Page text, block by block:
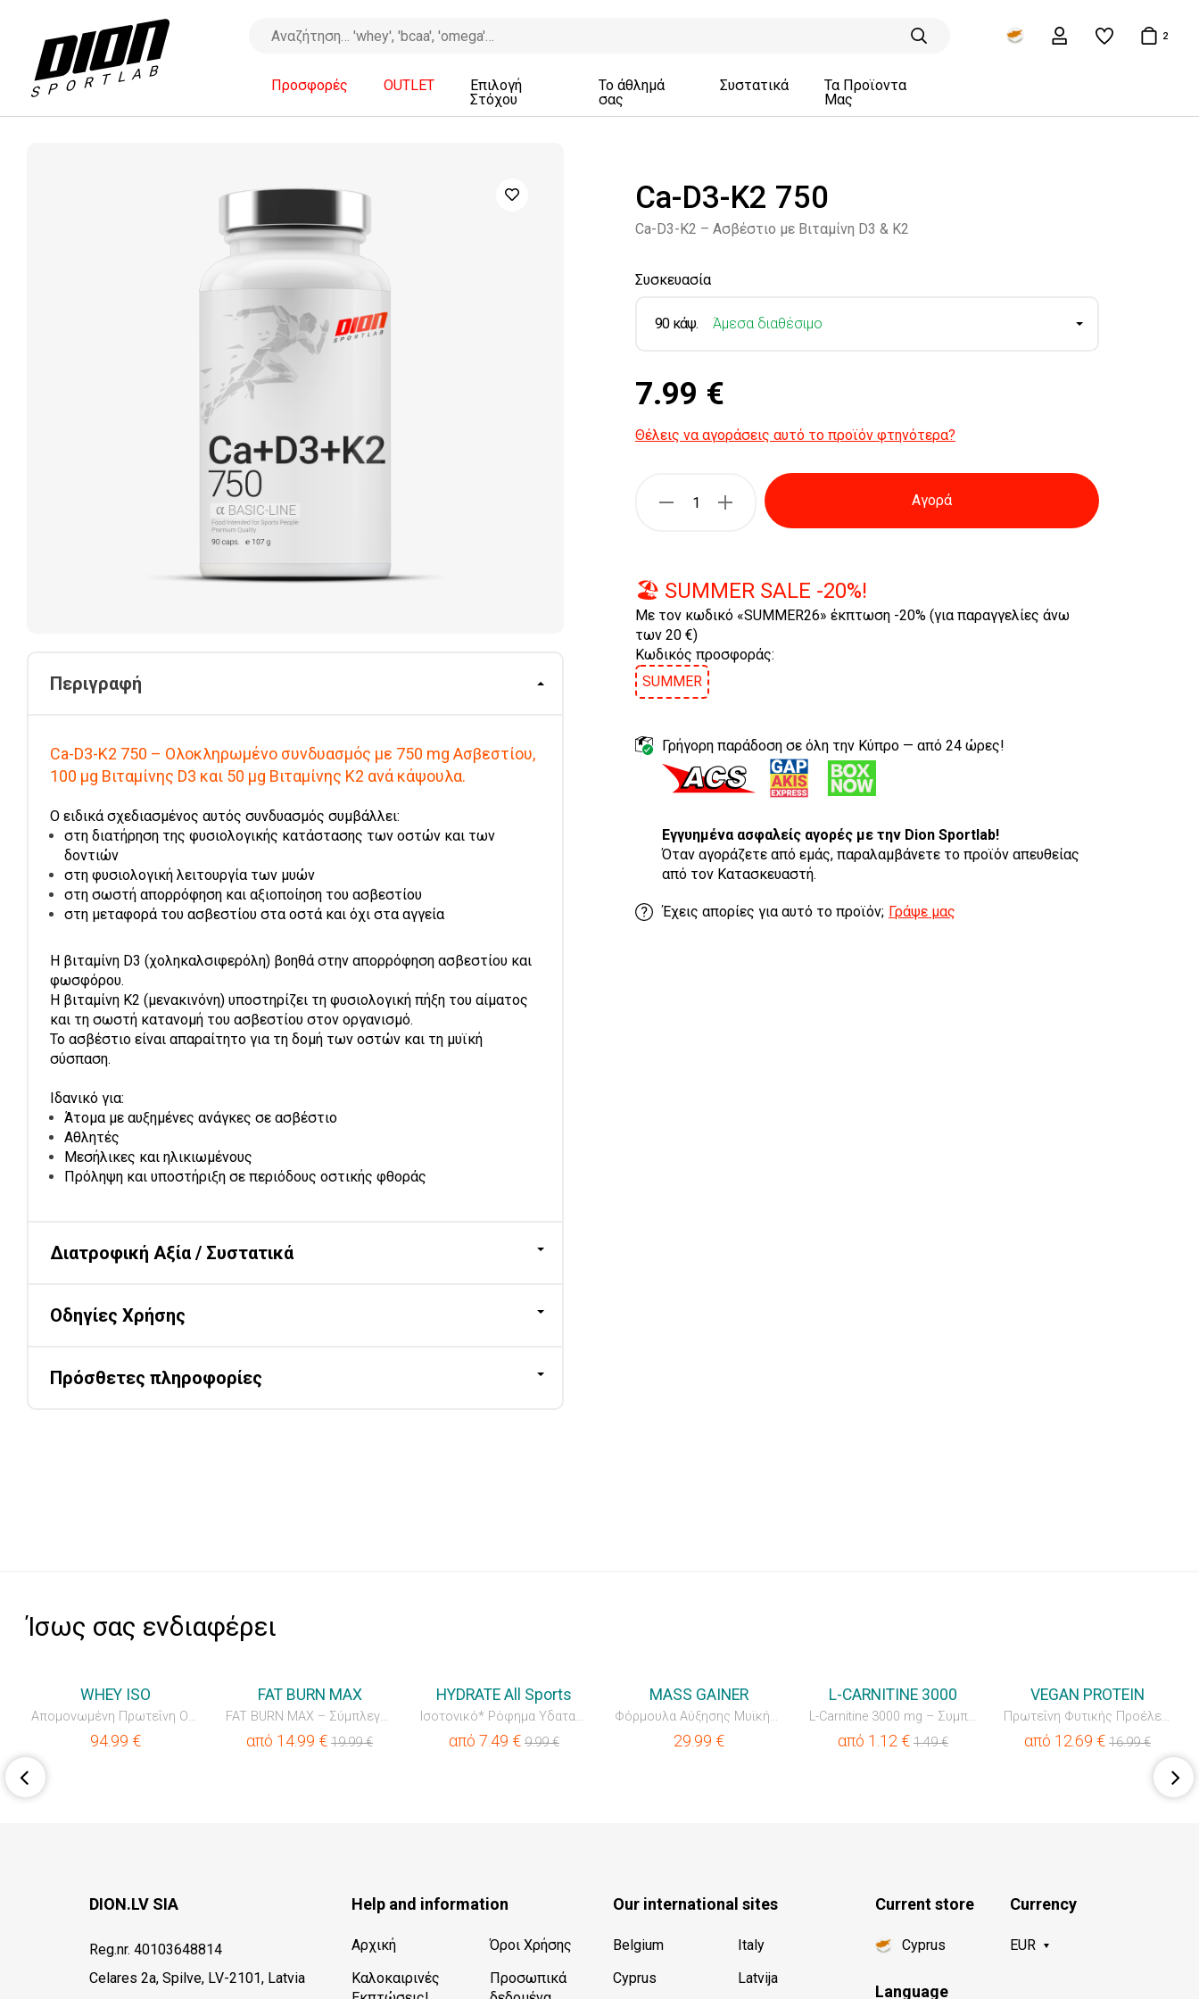
Προσφορές OUTLET
Επιλογή
Στόχου
Το άθλημά
σας
Συστατικά
Τα Προϊοντα
Μας
2
Περιγραφή
Ca-D3-K2 750 – Ολοκληρωμένο συνδυασμός με 750 mg Ασβεστίου,
100 μg Βιταμίνης D3 και 50 μg Βιταμίνης K2 ανά κάψουλα.
Ο ειδικά σχεδιασμένος αυτός συνδυασμός συμβάλλει:
στη διατήρηση της φυσιολογικής κατάστασης των οστών και των
δοντιών
στη φυσιολογική λειτουργία των μυών
στη σωστή απορρόφηση και αξιοποίηση του ασβεστίου
στη μεταφορά του ασβεστίου στα οστά και όχι στα αγγεία
Η βιταμίνη D3 (χοληκαλσιφερόλη) βοηθά στην απορρόφηση ασβεστίου και
φωσφόρου.
Η βιταμίνη K2 (μενακινόνη) υποστηρίζει τη φυσιολογική πήξη του αίματος
και τη σωστή κατανομή του ασβεστίου στον οργανισμό.
Το ασβέστιο είναι απαραίτητο για τη δομή των οστών και τη μυϊκή
σύσπαση.
Ιδανικό για:
Άτομα με αυξημένες ανάγκες σε ασβέστιο
Αθλητές
Μεσήλικες και ηλικιωμένους
Πρόληψη και υποστήριξη σε περιόδους οστικής φθοράς
Διατροφική Αξία / Συστατικά
Οδηγίες Χρήσης
Πρόσθετες πληροφορίες
Ca-D3-K2 750
Ca-D3-K2 – Ασβέστιο με Βιταμίνη D3 & K2
Συσκευασία
90 κάψ. Άμεσα διαθέσιμο
7.99 €
Θέλεις να αγοράσεις αυτό το προϊόν φτηνότερα?
Αγορά
🏖️ SUMMER SALE -20%!
Με τον κωδικό «SUMMER26» έκπτωση -20% (για παραγγελίες άνω
των 20 €)
Κωδικός προσφοράς:
SUMMER
Γρήγορη παράδοση σε όλη την Κύπρο — από 24 ώρες!
Εγγυημένα ασφαλείς αγορές με την Dion Sportlab!
Όταν αγοράζετε από εμάς, παραλαμβάνετε το προϊόν απευθείας
από τον Κατασκευαστή.
Έχεις απορίες για αυτό το προϊόν; Γράψε μας
Ίσως σας ενδιαφέρει
WHEY ISO
Απομονωμένη Πρωτεΐνη Ορού Γάλακτος (WPI)
94.99 €
FAT BURN MAX
FAT BURN MAX – Σύμπλεγμα Καύσης Λίπους & Έλεγχου Όρεξης
από 14.99 € 19.99€
HYDRATE All Sports
Ισοτονικό* Ρόφημα Υδατανθράκων-Ηλεκτρολυτών
από 7.49 € 9.99€
MASS GAINER
Φόρμουλα Αύξησης Μυϊκής Μάζας με Πρωτεΐνη, Υδατάνθρακες κ...
29.99 €
L-CARNITINE 3000
L-Carnitine 3000 mg – Συμπυκνωμένο Πόσιμο Ρόφημα με Βιταμ...
από 1.12 € 1.49€
VEGAN PROTEIN
Πρωτεΐνη Φυτικής Προέλευσης
από 12.69 € 16.99€
DION.LV SIA
Reg.nr. 40103648814
Celares 2a, Spilve, LV-2101, Latvia
Help and information
Αρχική
Καλοκαιρινές
Όροι Χρήσης
Προσωπικά
Our international sites
Belgium
Cyprus
Italy
Latvija
Current store
Cyprus
Language
Currency
EUR